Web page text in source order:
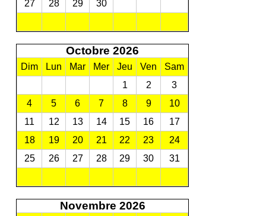
27
28 29 30
Octobre 2026
Dim Lun Mar Mer Jeu Ven
Sam
1
2
3
4
5 6 7 8 9
10
11
12 13 14 15 16
17
18
19 20 21 22 23
24
25
26 27 28 29 30 31
Novembre 2026